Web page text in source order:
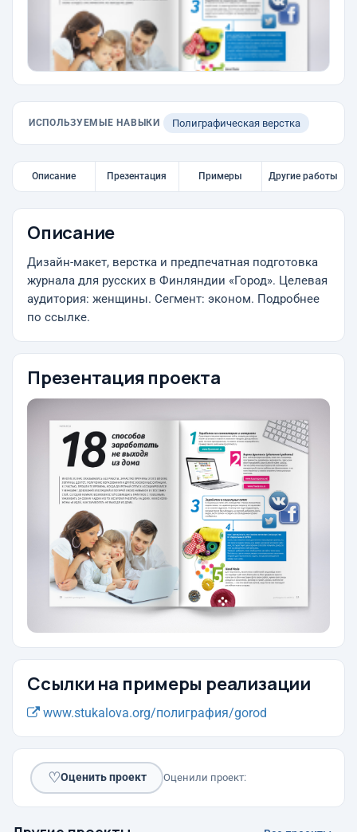
ИСПОЛЬЗУЕМЫЕ НАВЫКИ Полиграфическая верстка
Описание Презентация Примеры Другие работы
Описание
Дизайн-макет, верстка и предпечатная подготовка
журнала для русских в Финляндии «Город». Целевая
аудитория: женщины. Сегмент: эконом. Подробнее
по ссылке.
Презентация проекта
Ссылки на примеры реализации
www.stukalova.org/полиграфия/gorod
♡Оценить проект Оценили проект: